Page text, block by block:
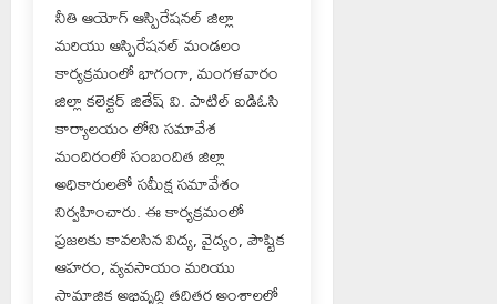
నీతి ఆయోగ్ ఆస్పిరేషనల్ జిల్లా
మరియు ఆస్పిరేషనల్ మండలం
కార్యక్రమంలో భాగంగా, మంగళవారం
జిల్లా కలెక్టర్ జితేష్ వి. పాటిల్ ఐడిఓసి
కార్యాలయం లోని సమావేశ
మందిరంలో సంబందిత జిల్లా
అధికారులతో సమీక్ష సమావేశం
నిర్వహించారు. ఈ కార్యక్రమంలో
ప్రజలకు కావలసిన విద్య, వైద్యం, పౌష్టిక
ఆహరం, వ్యవసాయం మరియు
సామాజిక అభివృద్ధి తదితర అంశాలలో